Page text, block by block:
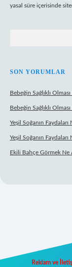
yasal süre içerisinde
SON YORUMLAR
Bebeğin Sağlıklı
Bebeğin Sağlıklı
Yeşil Soğanın Faydaları
Yeşil Soğanın Faydaları
Ekili Bahçe Görmek Ne
Reklam ve